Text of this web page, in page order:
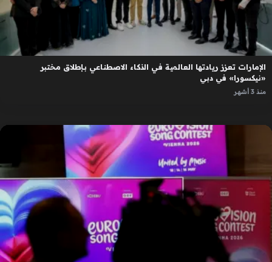
الإمارات تعزز ريادتها العالمية في الذكاء الاصطناعي بإطلاق مختبر
«نيكسورا» في دبي
منذ 3 أشهر